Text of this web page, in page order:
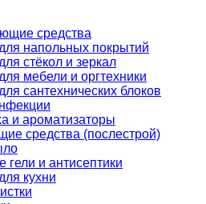
средства
напольных покрытий
стёкол и зеркал
мебели и оргтехники
сантехнических блоков
и ароматизаторы
средства (послестрой)
гели и антисептики
кухни